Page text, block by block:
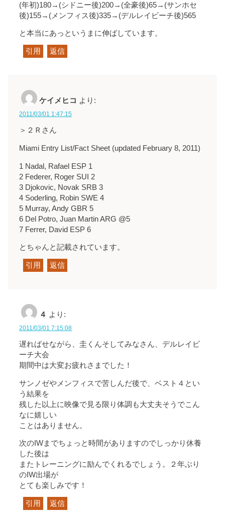
(年初)180→(シドニー後)200→(全豪後)65→(サンホセ
後)155→(メンフィス後)335→(デルレイビーチ後)565
と本当にあっというまに伸ばしています。
引用 返信
ケイメヒコ より:
2011/03/01 1:47:15
＞２Ｒさん
Miami Entry List/Fact Sheet (updated February 8, 2011)
1 Nadal, Rafael ESP 1
2 Federer, Roger SUI 2
3 Djokovic, Novak SRB 3
4 Soderling, Robin SWE 4
5 Murray, Andy GBR 5
6 Del Potro, Juan Martin ARG @5
7 Ferrer, David ESP 6
とちゃんと記載されています。
引用 返信
４ より:
2011/03/01 7:15:08
遅ればせながら、圭くんそしてみなさん、デルレイビ
ーチ大会
期間中は大変お疲れさまでした！
サンノゼやメンフィスで苦しんだ後で、ベスト４とい
う結果を
残した以上に映像で見る限り体調も大丈夫そうでこん
なに嬉しい
ことはありません。
次のIWまでちょっと時間がありますのでしっかり休養
した後は
またトレーニングに励んでくれるでしょう。２年ぶり
のIW出場が
とても楽しみです！
引用 返信